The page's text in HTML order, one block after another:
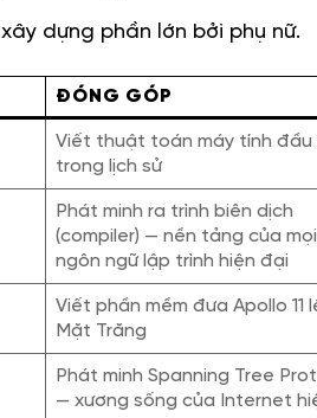
dựng phần lớn bởi phụ nữ.
ĐÓNG GÓP
Viết thuật toán máy tính đầu
trong lịch sử
Phát minh ra trình biên dịch
(compiler) — nền tảng của mọi
ngôn ngữ lập trình hiện đại
Viết phần mềm đưa Apollo 11
Mặt Trăng
Phát minh Spanning Tree
— xương sống của Internet